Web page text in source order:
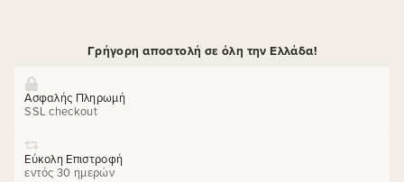
Γρήγορη αποστολή σε όλη την Ελλάδα!
Ασφαλής Πληρωμή
SSL checkout
Εύκολη Επιστροφή
εντός 30 ημερών